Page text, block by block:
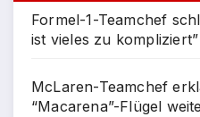
Formel-1-Teamchef
ist vieles zu kompliziert”
McLaren-Teamchef
“Macarena”-Flügel